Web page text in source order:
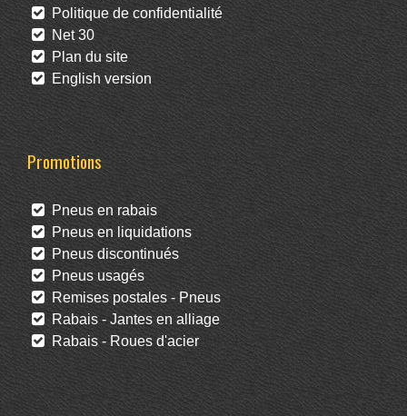
Politique de confidentialité
Net 30
Plan du site
English version
Promotions
Pneus en rabais
Pneus en liquidations
Pneus discontinués
Pneus usagés
Remises postales - Pneus
Rabais - Jantes en alliage
Rabais - Roues d'acier